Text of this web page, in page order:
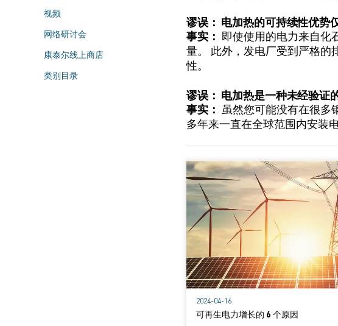
视频
网络研讨会
康泰尔线上商店
类别目录
谬误： 电加热的可持续性优势
事实： 即使使用的电力来自化
量。 此外 ， 发电厂受到严格的
性。
谬误： 电加热是一种未经验证
事实： 虽然您可能没有在很多
多年来一直在全球范围内安装
2024-04-16
可再生电力增长的 6 个原因